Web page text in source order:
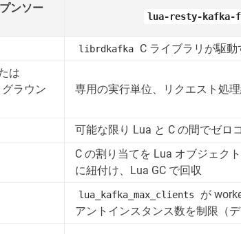
プンソー
lua-resty-kafka-
librdkafka C ライブラリが駆動
は
ラウン
専用の実行単位、リクエスト処
可能な限り Lua と C の間でゼロ
C の割り当てを Lua オブジェク
に紐付け、Lua GC で回収
lua_kafka_max_clients
が
アントインスタンス数を制限（デ